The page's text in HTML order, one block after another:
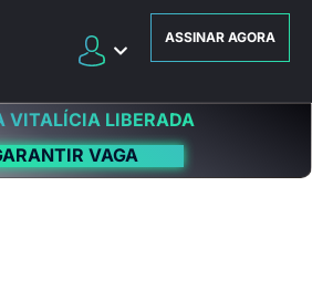
ASSINAR AGORA
VITALÍCIA LIBERADA
VAGA